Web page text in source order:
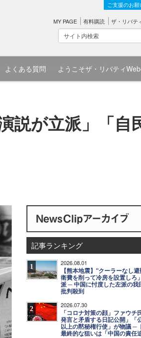
ご支援のお願
MY PAGE 有料購読 ザ・リバテ
よくある質問 ようこそザ・リバティ
説が立派」「自
記事ランキング
1 2026.08.01
【熊本地震】"クーラーなし
衛費を削って冷房を設置しろ
派 ─ 中国に忖度した左派の我
批判殺到
2 2026.07.30
「コロナ対策の顔」ファウチ
発言と矛盾する日記公開」「
以上の黙秘権行使」が物議 ─
最終的な狙いは「中国の責任